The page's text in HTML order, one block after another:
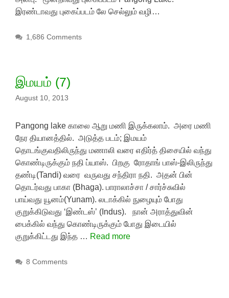
இரண்டாவது புகைப்படம் லே செல்லும் வழி…
1,686 Comments
இமயம் (7)
August 10, 2013
Pangong lake காலை ஆறு மணி இருக்கலாம். அரை மணி
நேர தியானத்தில். அடுத்த படம்; இமயம்
தொடங்குவதிலிருந்து மணாலி வரை எதிர்த் திசையில் வந்து
கொண்டிருக்கும் நதி ப்யாஸ். பிறகு ரோதாங் பாஸ்-இலிருந்து
தண்டி(Tandi) வரை வருவது சந்திரா நதி. அதன் பின்
தொடர்வது பாகா (Bhaga). பாராலாச்சா / சார்ச்சுவில்
பாய்வது யூனம்(Yunam). லடாக்கில் நுழையும் போது
குறுக்கிடுவது ‘இண்டஸ்’ (Indus). நான் அராத்துவின்
பைக்கில் வந்து கொண்டிருக்கும் போது இடையில்
குறுக்கிட்டது இந்த … Read more
8 Comments